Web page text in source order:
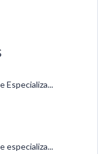
Especializa...
especializa...